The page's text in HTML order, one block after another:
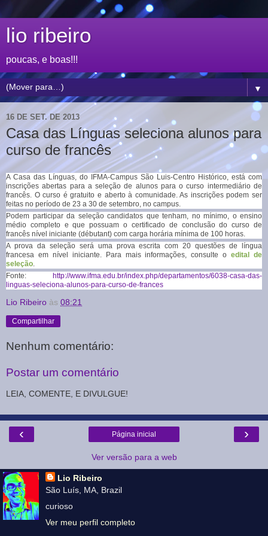
lio ribeiro
poucas, e boas!!!
▼
16 DE SET. DE 2013
Casa das Línguas seleciona alunos para
curso de francês
A Casa das Línguas, do IFMA-Campus São Luis-Centro Histórico, está com
inscrições abertas para a seleção de alunos para o curso intermediário de
francês. O curso é gratuito e aberto à comunidade. As inscrições podem ser
feitas no período de 23 a 30 de setembro, no campus.
Podem participar da seleção candidatos que tenham, no mínimo, o ensino
médio completo e que possuam o certificado de conclusão do curso de
francês nível iniciante (débutant) com carga horária mínima de 100 horas.
A prova da seleção será uma prova escrita com 20 questões de língua
francesa em nível iniciante. Para mais informações, consulte oedital de
seleção
Fonte: http://www.ifma.edu.br/index.php/departamentos/6038-casa-das-
linguas-seleciona-alunos-para-curso-de-frances
Lio Ribeiro às 08:21
Compartilhar
Nenhum comentário:
Postar um comentário
LEIA, COMENTE, E DIVULGUE!
‹ ›
Página inicial
Ver versão para a web
Lio Ribeiro
São Luís, MA, Brazil
curioso
Ver meu perfil completo